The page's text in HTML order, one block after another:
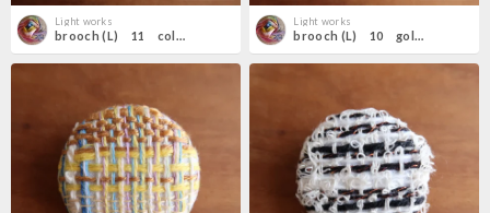
Light works
brooch (L) 11 colorful×white
Light works
brooch (L) 10 gold×orange